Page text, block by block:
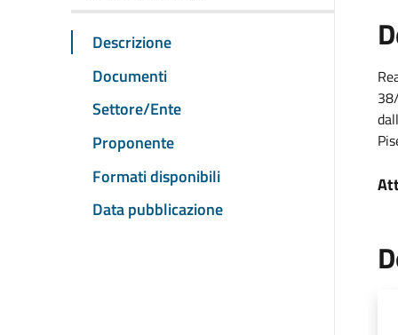
Descrizione
Documenti
Settore/Ente
Proponente
Formati disponibili
Data pubblicazione